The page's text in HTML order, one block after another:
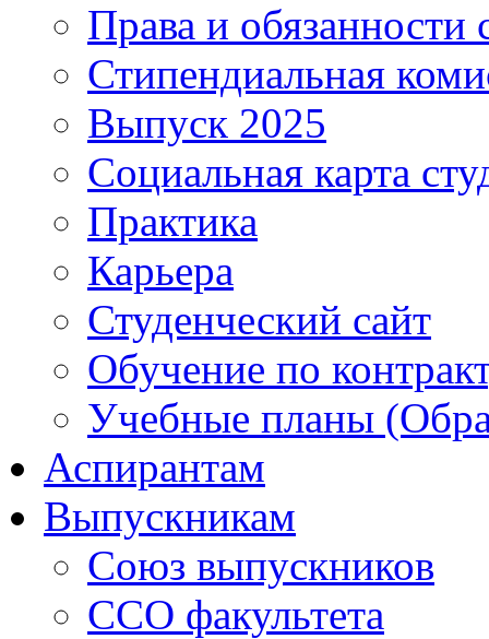
Права и обязанности
Стипендиальная
Выпуск 2025
Социальная карта
Практика
Карьера
Студенческий сайт
Обучение по
Учебные планы
Аспирантам
Выпускникам
Союз выпускников
ССО факультета